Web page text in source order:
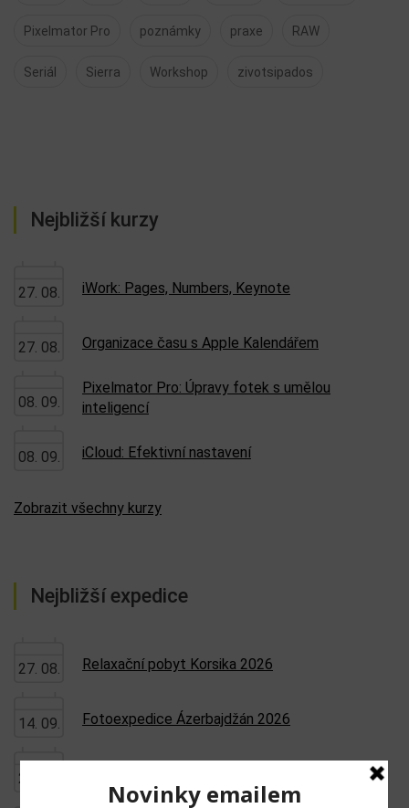
Pixelmator Pro poznámky praxe RAW
Seriál Sierra Workshop zivotsipados
Nejbližší kurzy
27. 08. iWork: Pages, Numbers, Keynote
27. 08. Organizace času s Apple Kalendářem
08. 09.
Pixelmator Pro: Úpravy fotek s umělou
inteligencí
08. 09. iCloud: Efektivní nastavení
Zobrazit všechny kurzy
Nejbližší expedice
27. 08. Relaxační pobyt Korsika 2026
14. 09. Fotoexpedice Ázerbajdžán 2026
29. 09.